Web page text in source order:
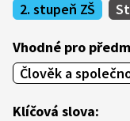
2. stupeň ZŠ
Vhodné pro
Člověk a
Klíčová slova: